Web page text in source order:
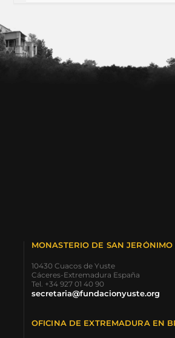
MONASTERIO DE SAN JERÓNIMO
10430 Cuacos de Yuste
Cáceres-Extremadura España
Tel. +34 927 01 40 90
secretaria@fundacionyuste.org
OFICINA DE EXTREMADURA EN